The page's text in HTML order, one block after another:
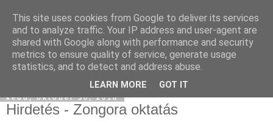
kedd, október 30, 2018
Hirdetés - Zongora oktatás
This site uses cookies from Google to deliver its services
and to analyze traffic. Your IP address and user-agent are
shared with Google along with performance and security
metrics to ensure quality of service, generate usage
statistics, and to detect and address abuse.
LEARN MORE GOT IT